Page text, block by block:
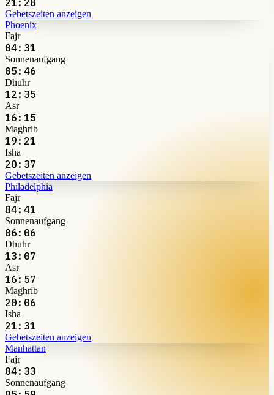
Gebetszeiten anzeigen
Phoenix
Fajr
04:31
Sonnenaufgang
05:46
Dhuhr
12:35
Asr
16:15
Maghrib
19:21
Isha
20:37
Gebetszeiten anzeigen
Philadelphia
Fajr
04:41
Sonnenaufgang
06:06
Dhuhr
13:07
Asr
16:57
Maghrib
20:06
Isha
21:31
Gebetszeiten anzeigen
Manhattan
Fajr
04:33
Sonnenaufgang